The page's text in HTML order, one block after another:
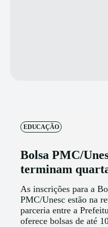
EDUCAÇÃO
Bolsa PMC/
terminam
As inscrições para a
PMC/Unesc estão na
parceria entre a
oferece bolsas de até